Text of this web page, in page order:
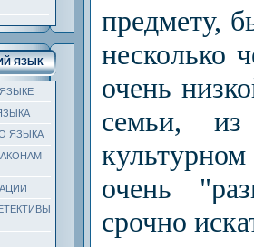
ЯЗЫК
ЯЗЫКА
предмету,
несколько
очень
семьи,
очень
срочно